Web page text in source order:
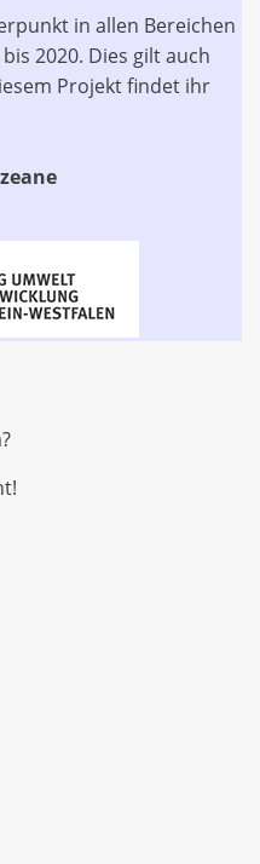
in allen Bereichen
2020. Dies gilt auch
Projekt findet ihr